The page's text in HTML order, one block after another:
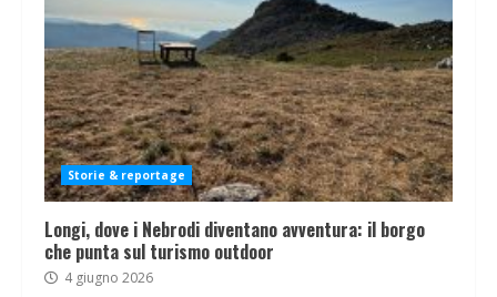
Storie & reportage
Longi, dove i Nebrodi diventano avventura: il borgo
che punta sul turismo outdoor
4 giugno 2026